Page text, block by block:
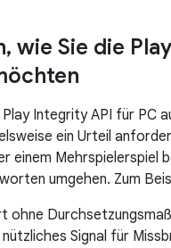
, wie Sie die
Play Integrity API für
ein Urteil
einem Mehrspielerspiel
umgehen. Zum
ohne
Signal für